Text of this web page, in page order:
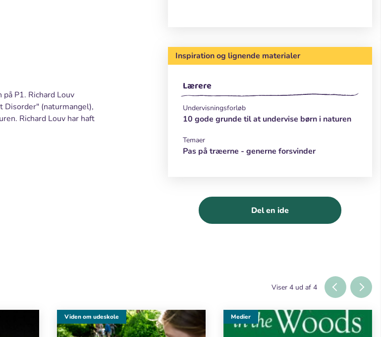
P1. Richard Louv
Disorder" (naturmangel),
Richard Louv har haft
Inspiration og lignende materialer
Lærere
Undervisningsforløb
10 gode grunde til at undervise børn i naturen
Temaer
Pas på træerne - generne forsvinder
Del en ide
Viser 4ud af 4
Viden om udeskole Medier